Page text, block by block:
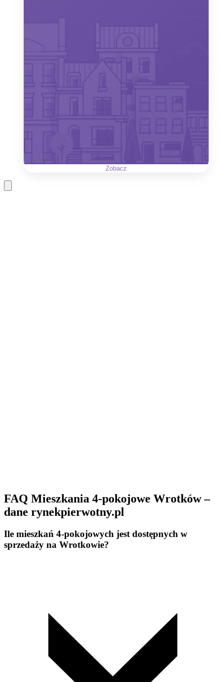
Zobacz
FAQ Mieszkania 4-pokojowe Wrotków –
dane rynekpierwotny.pl
Ile mieszkań 4-pokojowych jest dostępnych w
sprzedaży na Wrotkowie?